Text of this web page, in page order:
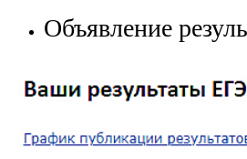
Объявление